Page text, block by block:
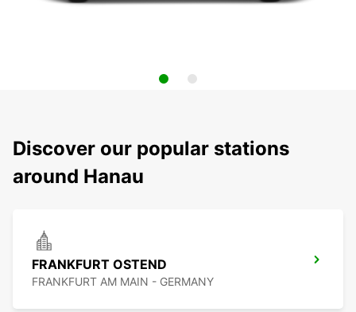
Discover our popular stations
around Hanau
FRANKFURT OSTEND
FRANKFURT AM MAIN - GERMANY